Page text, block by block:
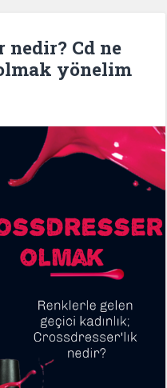
nedir? Cd ne
yönelim